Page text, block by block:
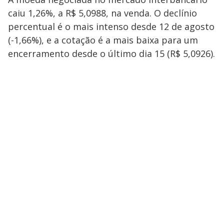
caiu 1,26%, a R$ 5,0988, na venda. O declínio
percentual é o mais intenso desde 12 de agosto
(-1,66%), e a cotação é a mais baixa para um
encerramento desde o último dia 15 (R$ 5,0926).